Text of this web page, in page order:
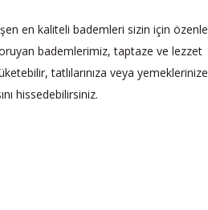
en kaliteli bademleri sizin için özenle
bademlerimiz, taptaze ve lezzet
tatlılarınıza veya yemeklerinize
hissedebilirsiniz.